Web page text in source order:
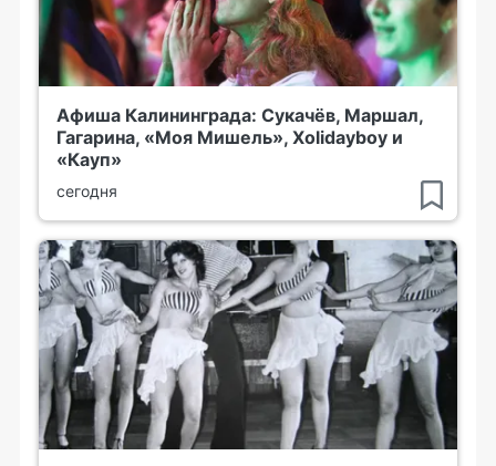
Афиша Калининграда: Сукачёв, Маршал,
Гагарина, «Моя Мишель», Xolidayboy и
«Кауп»
сегодня